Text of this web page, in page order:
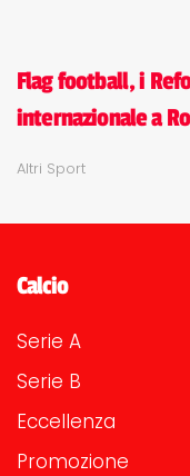
Flag football, i
internazionale a
Altri Sport
Calcio
Serie A
Serie B
Eccellenza
Promozione